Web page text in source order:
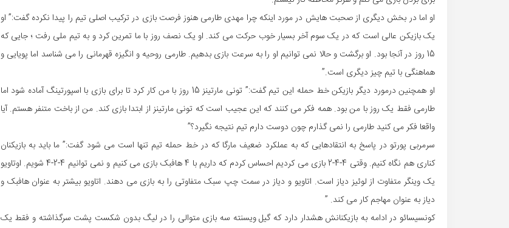
او اما در بخش دیگری از صحبت هایش در مورد اینکه چرا مهدی طارمی هنوز فرصت بازی در ترکیب اصلی تیم را پیدا نکرده گفت:” او
یک بازیکن عالی است که در یک سوم آخر بسیار خوب حرکت می کند. او یک نصف روز با ما تمرین کرد و به تیم ملی رفت ؛ جایی که
15 روز در آنجا بود. او برگشت و حالا نمی توانیم او را به سرعت بازی بدهیم. طارمی روحیه و انگیزه قهرمانی را می شناسد اما پویایی و
هماهنگی با تیم چیز دیگری است.”
او همچنین درمورد دیگر بازیکن خط حمله این تیم گفت:” تونی مارتینز 15 روز با من کار کرد تا برای بازی با اسپورتینگ آماده شود اما
طارمی فقط یک روز با من بود. همه فکر می کنند که این عجیب است که تونی مارتینز از ابتدا بازی کند. من از باخت متنفر هستم. آیا
واقعا فکر می کنید طارمی را نمی گذارم چون دوست دارم تیم نتیجه نگیرد؟”
سرمربی پورتو در پاسخ به انتقادهایی که به عملکرد ضعیف مارگا که در خط حمله تیم تنها است می شود گفت:” ما باید به بازیکنان
کناری هم نگاه کنیم. وقتی 4-4-2 بازی می کردیم احساس کردم که داریم با 4 هافبک بازی می کنیم و نمی توانیم 4-2-4 شویم. اوتاویو
یک وینگر متفاوت از لوئیز دیاز است. اتاویو و دیاز در سمت چپ سبک متفاوتی را به بازی می دهند. اتاویو بیشتر به عنوان هافبک و
دیاز به عنوان مهاجم کار می کند. ”
کونسیسائو در ادامه به بازیکنانش هشدار دارد که گیل ویسنته سه بازی متوالی را در لیگ بدون شکست پشت سرگذاشته و فقط یک